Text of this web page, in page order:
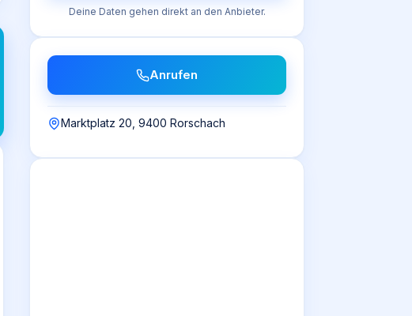
Deine Daten gehen direkt an den Anbieter.
Anrufen
Marktplatz 20, 9400 Rorschach